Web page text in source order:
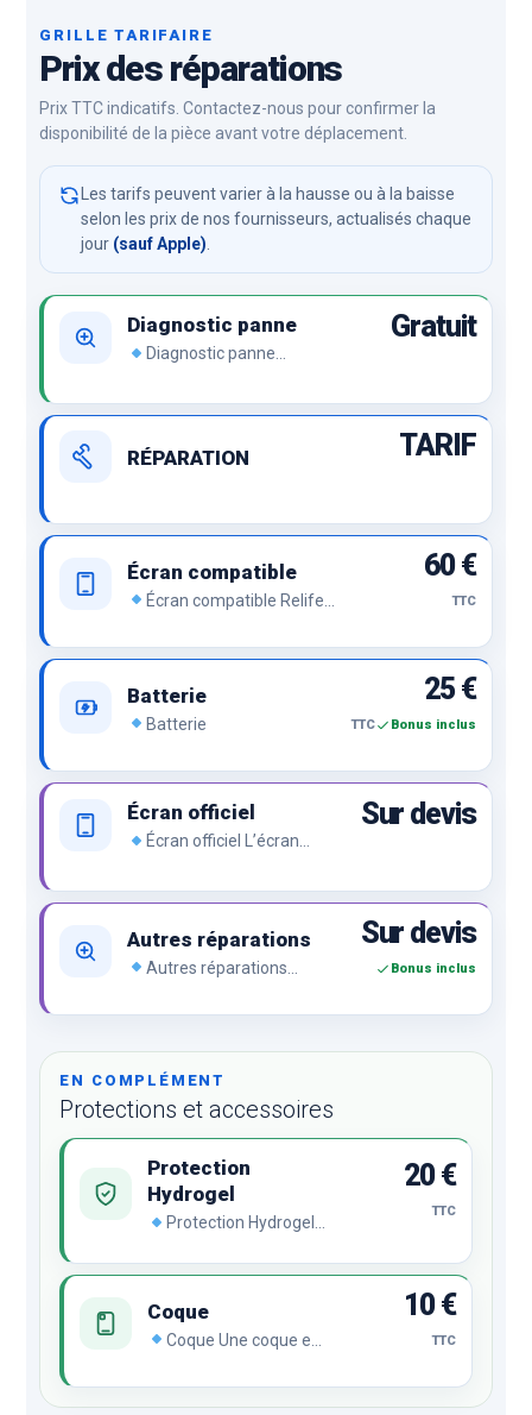
GRILLE TARIFAIRE
Prix des réparations
Prix TTC indicatifs. Contactez-nous pour confirmer la
disponibilité de la pièce avant votre déplacement.
Les tarifs peuvent varier à la hausse ou à la baisse
selon les prix de nos fournisseurs, actualisés chaque
jour (sauf Apple).
Diagnostic panne
Diagnostic panne
Gratuit
RÉPARATION TARIF
Écran compatible
Écran compatible Relife
prix sans renier la qualité.
60 €
TTC
Batterie
Batterie
25 €
TTC Bonus inclus
Écran officiel
Écran officiel L’écran
Sur devis
Autres réparations
Autres réparations
caméra, empreinte,
arrière, lentille arrière,
réseau…
Sur devis
Bonus inclus
EN COMPLÉMENT
Protections et accessoires
Protection
Hydrogel
Protection Hydrogel
régénère
cas de chocs ou de
rayures malgré son
incroyable finesse et sa
20 €
TTC
Coque
Coque Une coque est
protéger votre
smartphone.
10 €
TTC